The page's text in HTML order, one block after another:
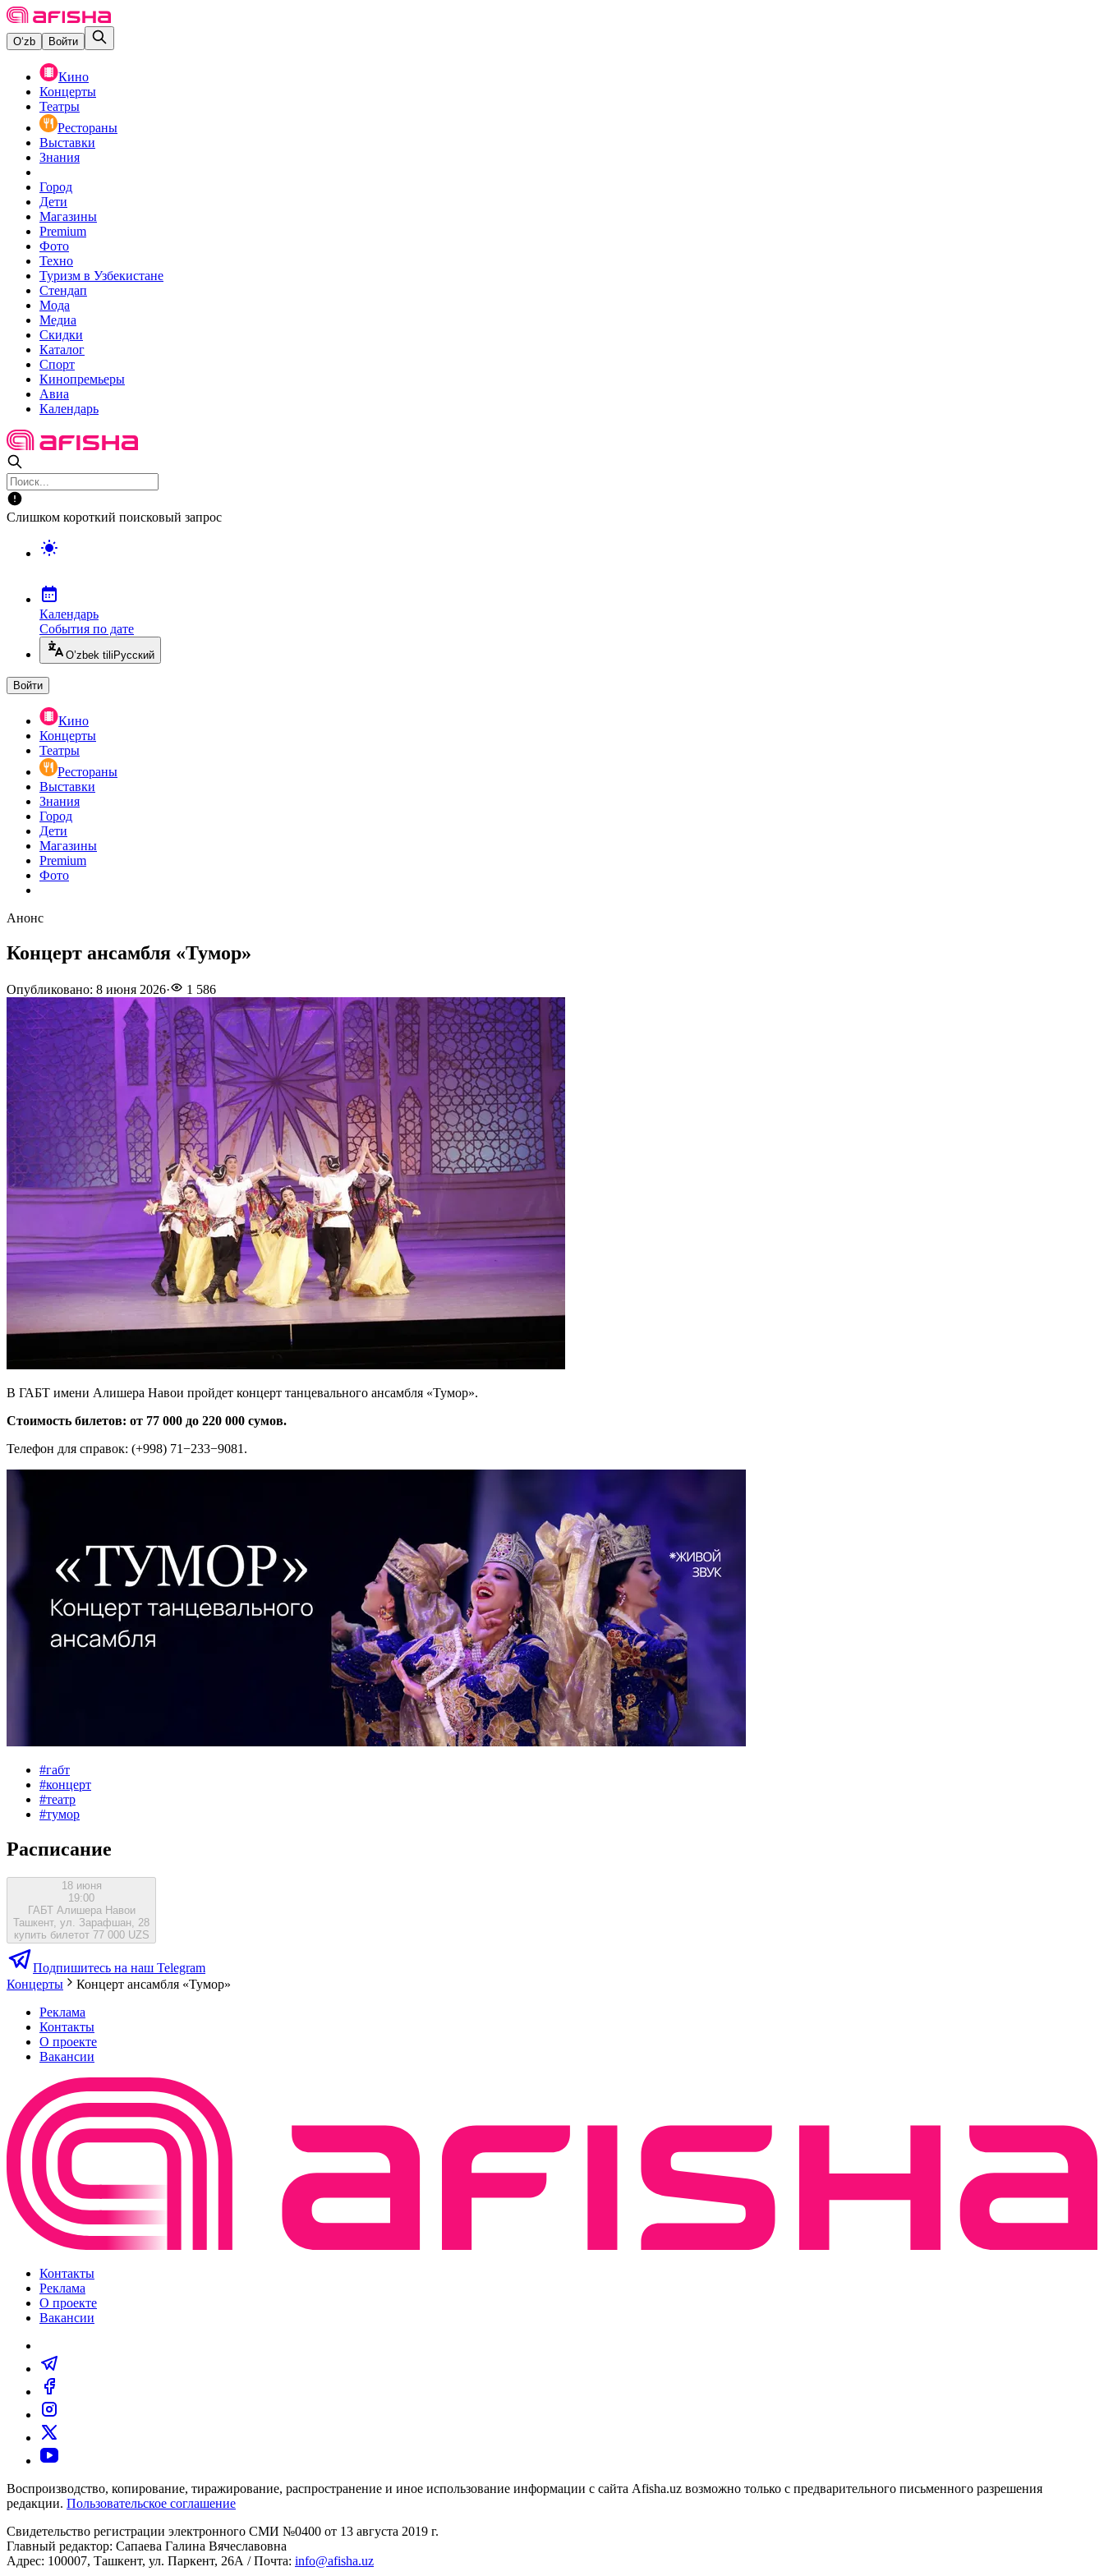
O‘zb Войти
Кино
Концерты
Театры
Рестораны
Выставки
Знания
Город
Дети
Магазины
Premium
Фото
Техно
Туризм в Узбекистане
Стендап
Мода
Медиа
Скидки
Каталог
Спорт
Кинопремьеры
Авиа
Календарь
Слишком короткий поисковый запрос
Календарь
События по дате
O’zbek tili Русский
Войти
Кино
Концерты
Театры
Рестораны
Выставки
Знания
Город
Дети
Магазины
Premium
Фото
Анонс
Концерт ансамбля «Тумор»
Опубликовано: 8 июня 2026· 1 586
В ГАБТ имени Алишера Навои пройдет концерт танцевального ансамбля «Тумор».
Стоимость билетов: от 77 000 до 220 000 сумов.
Телефон для справок: (+998) 71−233−9081.
#габт
#концерт
#театр
#тумор
Расписание
18 июня
19:00
ГАБТ Алишера Навои
Ташкент, ул. Зарафшан, 28
купить билетот 77 000 UZS
Подпишитесь на наш Telegram
Концерты
Концерт ансамбля «Тумор»
Реклама
Контакты
О проекте
Вакансии
Контакты
Реклама
О проекте
Вакансии
Воспроизводство, копирование, тиражирование, распространение и иное использование информации с сайта Afisha.uz возможно только с предварительного письменного разрешения
редакции. Пользовательское соглашение
Свидетельство регистрации электронного СМИ №0400 от 13 августа 2019 г.
Главный редактор: Сапаева Галина Вячеславовна
Адрес: 100007, Ташкент, ул. Паркент, 26А / Почта: info@afisha.uz